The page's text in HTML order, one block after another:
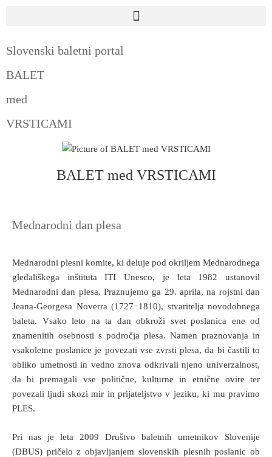
Slovenski baletni portal
BALET
med
VRSTICAMI
BALET med VRSTICAMI
Mednarodni dan plesa
Mednarodni plesni komite, ki deluje pod okriljem Mednarodnega
gledališkega inštituta ITI Unesco, je leta 1982 ustanovil
Mednarodni dan plesa. Praznujemo ga 29. aprila, na rojstni dan
Jeana-Georgesa Noverra (1727−1810), stvaritelja novodobnega
baleta. Vsako leto na ta dan obkroži svet poslanica ene od
znamenitih osebnosti s področja plesa. Namen praznovanja in
vsakoletne poslanice je povezati vse zvrsti plesa, da bi častili to
obliko umetnosti in vedno znova odkrivali njeno univerzalnost,
da bi premagali vse politične, kulturne in etnične ovire ter
povezali ljudi skozi mir in prijateljstvo v jeziku, ki mu pravimo
PLES.
Pri nas je leta 2009 Društvo baletnih umetnikov Slovenije
(DBUS) pričelo z objavljanjem slovenskih plesnih poslanic ob